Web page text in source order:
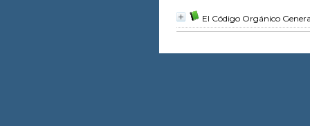
El Código Orgánico